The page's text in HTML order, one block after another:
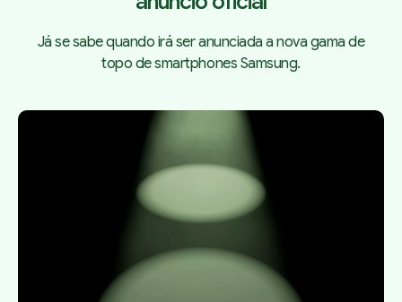
Já se sabe quando irá ser anunciada a nova gama de
topo de smartphones Samsung.